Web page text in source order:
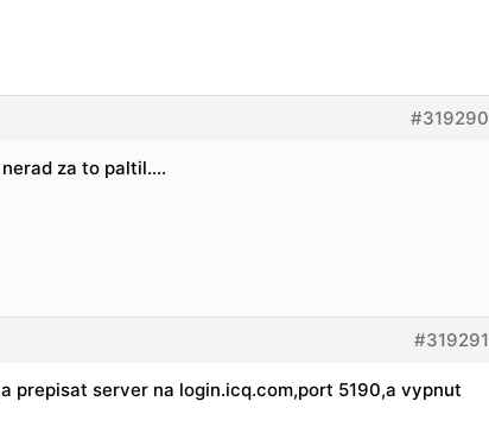
#319290
za to paltil….
#319291
prepisat server na login.icq.com,port 5190,a vypnut